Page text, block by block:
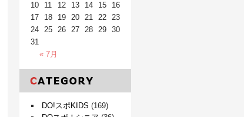
« 7月
10
11 12 13 14 15
16
17
18 19 20 21 22
23
24 25 26 27 28 29
30
31
DO!スポKIDS (169)